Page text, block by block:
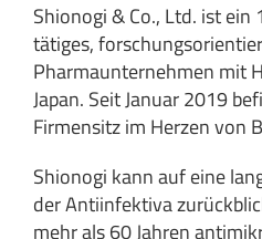
Shionogi & Co., Ltd. ist
tätiges,
Pharmaunternehmen mit
Japan. Seit Januar 2019
Firmensitz im Herzen von
Shionogi kann auf eine
der Antiinfektiva
mehr als 60 Jahren